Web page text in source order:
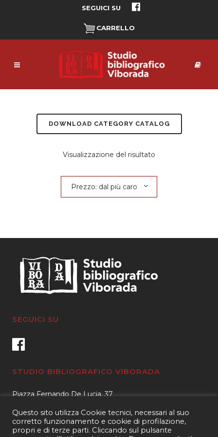
SEGUICI SU
CARRELLO
DOWNLOAD CATEGORY CATALOG
Visualizzazione del risultato
Prezzo: dal più caro
SEGUICI SU
STUDIO BIBLIOGRAFICO VIBORADA
Piazza Fernando De Lucia, 37
Tel.3400596959 – 3404632889
email.info@viborada.it
Questo sito utilizza Cookie tecnici, necessari al suo
corretto funzionamento e cookie di profilazione,
propri e di terze parti. Cliccando sul pulsante